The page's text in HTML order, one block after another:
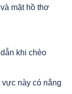
mặt hồ thơ
khi chèo
vực này có nắng